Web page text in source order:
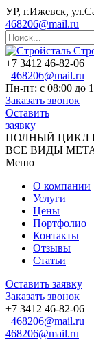
УР, г.Ижевск,
468206@mail.ru
+7 3412 46-82-06
468206@mail.ru
Пн-пт: с 08:00 до
Заказать звонок
Оставить
заявку
ПОЛНЫЙ ЦИКЛ
ВСЕ ВИДЫ
Меню
О компании
Услуги
Цены
Портфолио
Контакты
Отзывы
Статьи
Оставить заявку
Заказать звонок
+7 3412 46-82-06
468206@mail.ru
468206@mail.ru